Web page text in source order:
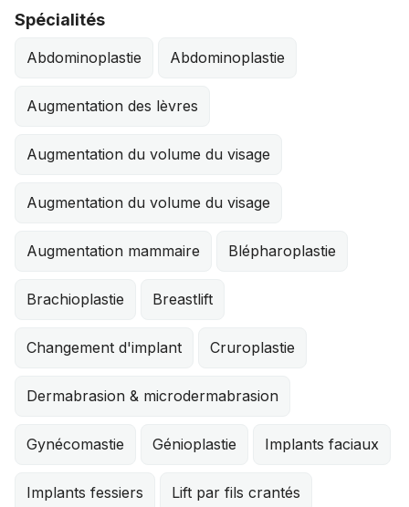
Spécialités
Abdominoplastie Abdominoplastie
Augmentation des lèvres
Augmentation du volume du visage
Augmentation du volume du visage
Augmentation mammaire Blépharoplastie
Brachioplastie Breastlift
Changement d'implant Cruroplastie
Dermabrasion & microdermabrasion
Gynécomastie Génioplastie Implants faciaux
Implants fessiers Lift par fils crantés